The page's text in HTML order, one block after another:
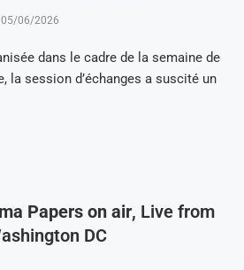
05/06/2026
dans le cadre de la semaine de
la session d’échanges a suscité un
Papers on air, Live from
DC